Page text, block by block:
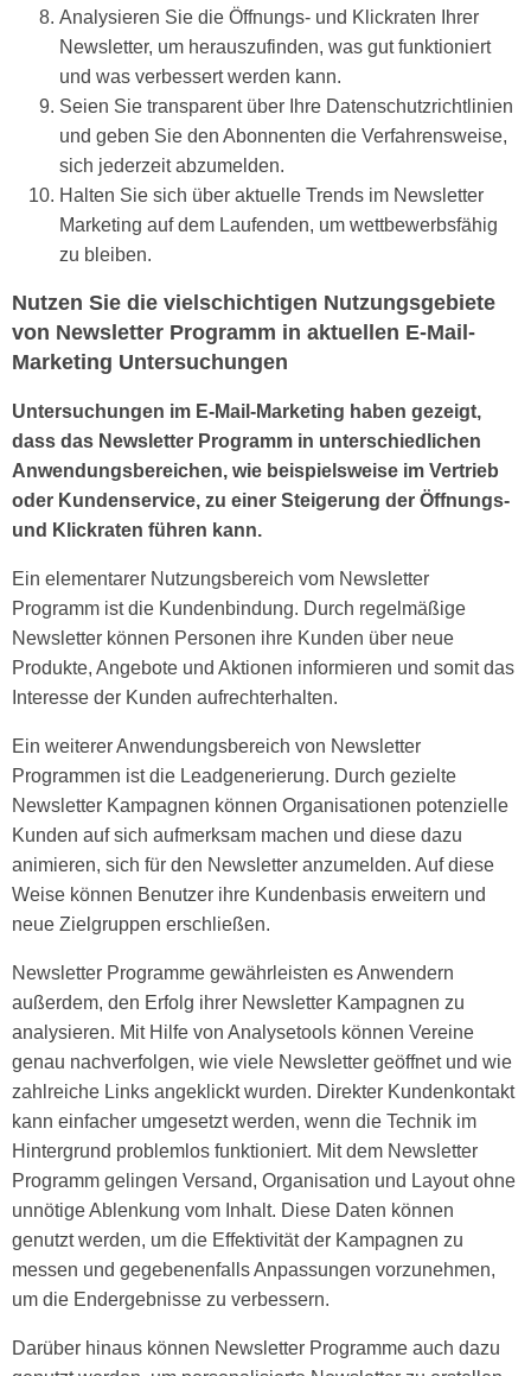
Analysieren Sie die Öffnungs- und Klickraten Ihrer
Newsletter, um herauszufinden, was gut funktioniert
und was verbessert werden kann.
Seien Sie transparent über Ihre Datenschutzrichtlinien
und geben Sie den Abonnenten die Verfahrensweise,
sich jederzeit abzumelden.
Halten Sie sich über aktuelle Trends im Newsletter
Marketing auf dem Laufenden, um wettbewerbsfähig
zu bleiben.
Nutzen Sie die vielschichtigen Nutzungsgebiete
von Newsletter Programm in aktuellen E-Mail-
Marketing Untersuchungen
Untersuchungen im E-Mail-Marketing haben gezeigt,
dass das Newsletter Programm in unterschiedlichen
Anwendungsbereichen, wie beispielsweise im Vertrieb
oder Kundenservice, zu einer Steigerung der Öffnungs-
und Klickraten führen kann.
Ein elementarer Nutzungsbereich vom Newsletter
Programm ist die Kundenbindung. Durch regelmäßige
Newsletter können Personen ihre Kunden über neue
Produkte, Angebote und Aktionen informieren und somit das
Interesse der Kunden aufrechterhalten.
Ein weiterer Anwendungsbereich von Newsletter
Programmen ist die Leadgenerierung. Durch gezielte
Newsletter Kampagnen können Organisationen potenzielle
Kunden auf sich aufmerksam machen und diese dazu
animieren, sich für den Newsletter anzumelden. Auf diese
Weise können Benutzer ihre Kundenbasis erweitern und
neue Zielgruppen erschließen.
Newsletter Programme gewährleisten es Anwendern
außerdem, den Erfolg ihrer Newsletter Kampagnen zu
analysieren. Mit Hilfe von Analysetools können Vereine
genau nachverfolgen, wie viele Newsletter geöffnet und wie
zahlreiche Links angeklickt wurden. Direkter Kundenkontakt
kann einfacher umgesetzt werden, wenn die Technik im
Hintergrund problemlos funktioniert. Mit dem Newsletter
Programm gelingen Versand, Organisation und Layout ohne
unnötige Ablenkung vom Inhalt. Diese Daten können
genutzt werden, um die Effektivität der Kampagnen zu
messen und gegebenenfalls Anpassungen vorzunehmen,
um die Endergebnisse zu verbessern.
Darüber hinaus können Newsletter Programme auch dazu